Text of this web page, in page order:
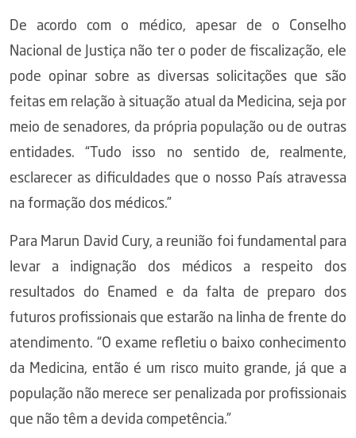
De acordo com o médico, apesar de o Conselho
Nacional de Justiça não ter o poder de fiscalização, ele
pode opinar sobre as diversas solicitações que são
feitas em relação à situação atual da Medicina, seja por
meio de senadores, da própria população ou de outras
entidades. “Tudo isso no sentido de, realmente,
esclarecer as dificuldades que o nosso País atravessa
na formação dos médicos.”
Para Marun David Cury, a reunião foi fundamental para
levar a indignação dos médicos a respeito dos
resultados do Enamed e da falta de preparo dos
futuros profissionais que estarão na linha de frente do
atendimento. “O exame refletiu o baixo conhecimento
da Medicina, então é um risco muito grande, já que a
população não merece ser penalizada por profissionais
que não têm a devida competência.”